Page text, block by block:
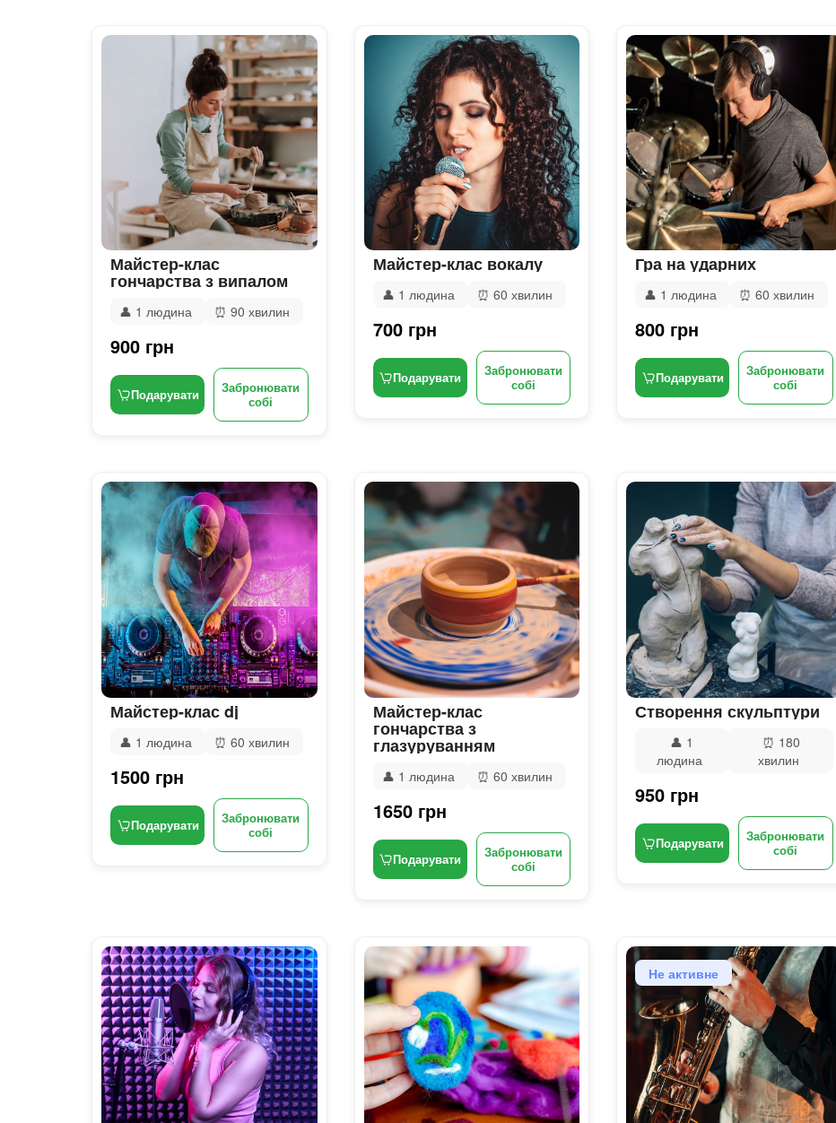
Майстер-клас
гончарства з випалом
👤 1 людина ⏰ 90 хвилин
900 грн
Подарувати
Забронювати
собі
Майстер-клас вокалу
👤 1 людина ⏰ 60 хвилин
700 грн
Подарувати
Забронювати
собі
Гра на ударних
👤 1 людина ⏰ 60 хвилин
800 грн
Подарувати
Забронювати
собі
Майстер-клас dj
👤 1 людина ⏰ 60 хвилин
1500 грн
Подарувати
Забронювати
собі
Майстер-клас
гончарства з
глазуруванням
👤 1 людина ⏰ 60 хвилин
1650 грн
Подарувати
Забронювати
собі
Створення скульптури
👤 1
людина
⏰ 180
хвилин
950 грн
Подарувати
Забронювати
собі
Не активне